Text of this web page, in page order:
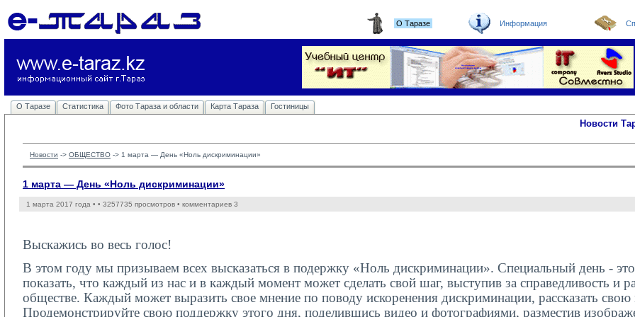
О Таразе Информация
О Таразе Статистика Фото Тараза и области Карта Тараза Гостиницы
Новости
Новости -> ОБЩЕСТВО -> 1 марта — День «Ноль дискриминации»
1 марта — День «Ноль дискриминации»
1 марта 2017 года • • 3257735 просмотров • комментариев 3
Выскажись во весь голос!
В этом году мы призываем всех высказаться в подержку «Ноль дискриминации». Специальный день -
показать, что каждый из нас и в каждый момент может сделать свой шаг, выступив за справедливость и
обществе. Каждый может выразить свое мнение по поводу искоренения дискриминации, рассказать
Продемонстрируйте свою поддержку этого дня, поделившись видео и фотографиями, разместив